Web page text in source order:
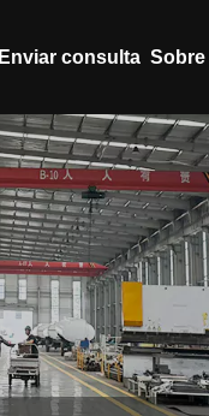
Enviar consulta